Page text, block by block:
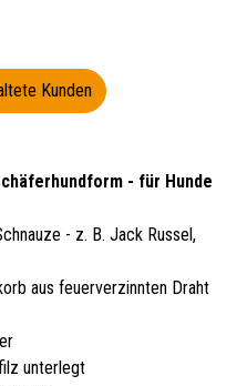
Kunden
- für Hunde
- z. B. Jack Russel,
aus feuerverzinnten Draht
unterlegt